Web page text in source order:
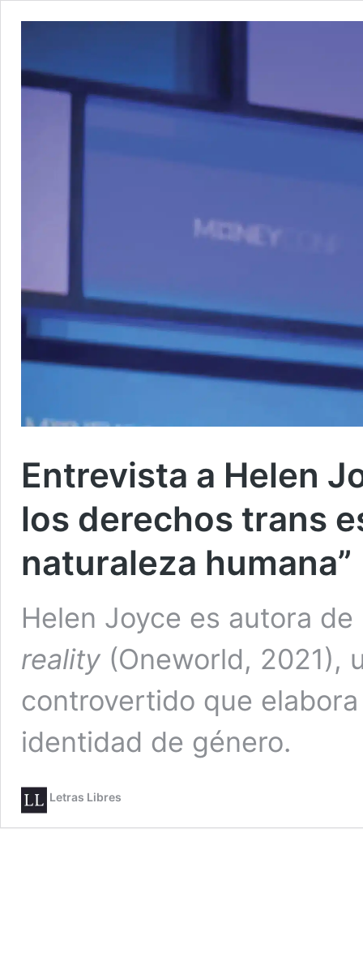
Entrevista a Helen
los derechos trans
naturaleza humana”
Helen Joyce es autora de
reality (Oneworld, 2021),
controvertido que
identidad de género.
Letras Libres